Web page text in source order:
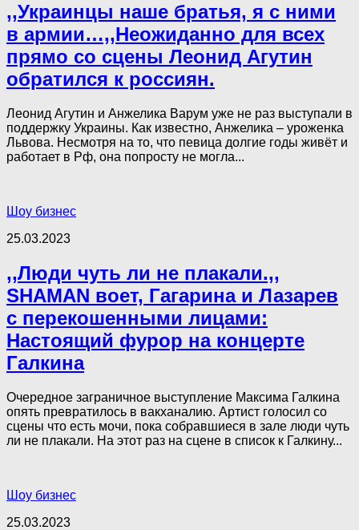
,,Украинцы наше братья, я с ними
в армии…,,Неожиданно для всех
прямо со сцены Леонид Агутин
обратился к россиян.
Леонид Агутин и Анжелика Варум уже не раз выступали в
поддержку Украины. Как известно, Анжелика – уроженка
Львова. Несмотря на то, что певица долгие годы живёт и
работает в Рф, она попросту не могла...
Шоу бизнес
25.03.2023
,,Люди чуть ли не плакали.,,
SHAMAN воет, Гагарина и Лазарев
с перекошенными лицами:
Настоящий фурор на концерте
Галкина
Очередное заграничное выступление Максима Галкина
опять превратилось в вакханалию. Артист голосил со
сцены что есть мочи, пока собравшиеся в зале люди чуть
ли не плакали. На этот раз на сцене в список к Галкину...
Шоу бизнес
25.03.2023